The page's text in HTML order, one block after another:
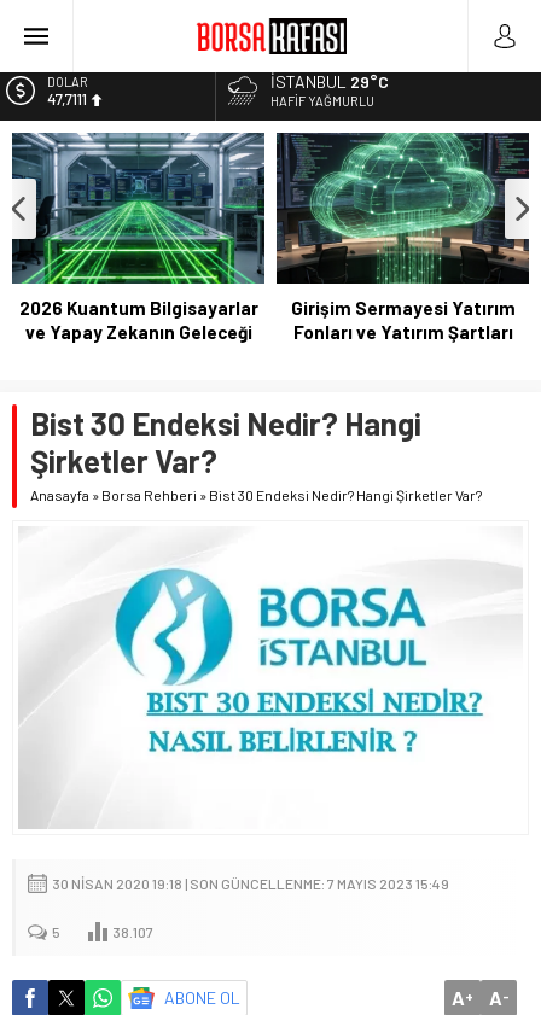
Kayseri Şeker Fabrika İnşaatının Temelini Atıyor
Haftanın En Çok Kazandıran Yatırım Aracı
Bitcoin Halving Sonrası Kripto Para Piyasası
2027 Borsa Yatırımları: Akıllı Portföy Stratejileri
EURO
55,1881
ALTIN
6.660,55
BİST
13.779,39
DOLAR
47,7111
İSTANBUL 29°C
HAFIF YAĞMURLU
2026 Kuantum Bilgisayarlar
ve Yapay Zekanın Geleceği
Girişim Sermayesi Yatırım
Fonları ve Yatırım Şartları
Bist 30 Endeksi Nedir? Hangi
Şirketler Var?
Anasayfa » Borsa Rehberi » Bist 30 Endeksi Nedir? Hangi Şirketler Var?
30 NISAN 2020 19:18 | SON GÜNCELLENME: 7 MAYIS 2023 15:49
5 38.107
ABONE OL A+ A-